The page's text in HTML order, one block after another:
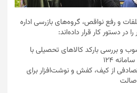
و رفع نواقص، گروه‌های بازرسی اداره
در دستور کار قرار داده‌اند:
و بررسی بارکد کالاهای تحصیلی با
۱۲۴
از کیف، کفش و نوشت‌افزار برای